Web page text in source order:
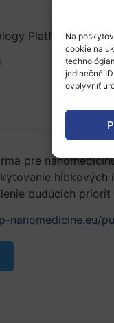
Na
cookie na
jedinečné
ovplyvniť
Platform for
pre
budúcich
nanomedicine.eu/